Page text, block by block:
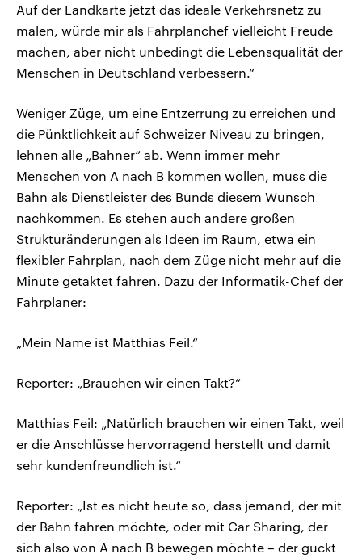
Auf der Landkarte jetzt das ideale Verkehrsnetz zu
malen, würde mir als Fahrplanchef vielleicht Freude
machen, aber nicht unbedingt die Lebensqualität der
Menschen in Deutschland verbessern.“
Weniger Züge, um eine Entzerrung zu erreichen und
die Pünktlichkeit auf Schweizer Niveau zu bringen,
lehnen alle „Bahner“ ab. Wenn immer mehr
Menschen von A nach B kommen wollen, muss die
Bahn als Dienstleister des Bunds diesem Wunsch
nachkommen. Es stehen auch andere großen
Strukturänderungen als Ideen im Raum, etwa ein
flexibler Fahrplan, nach dem Züge nicht mehr auf die
Minute getaktet fahren. Dazu der Informatik-Chef der
Fahrplaner:
„Mein Name ist Matthias Feil.“
Reporter: „Brauchen wir einen Takt?“
Matthias Feil: „Natürlich brauchen wir einen Takt, weil
er die Anschlüsse hervorragend herstellt und damit
sehr kundenfreundlich ist.“
Reporter: „Ist es nicht heute so, dass jemand, der mit
der Bahn fahren möchte, oder mit Car Sharing, der
sich also von A nach B bewegen möchte – der guckt